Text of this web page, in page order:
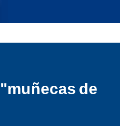
de